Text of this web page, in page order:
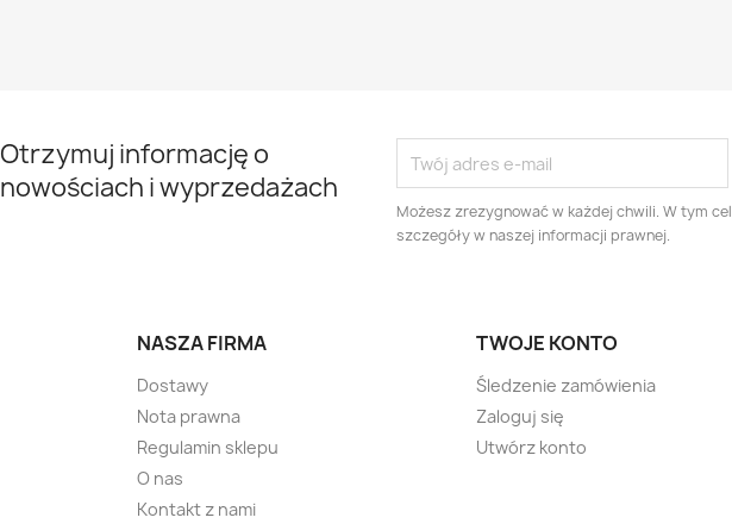
Otrzymuj informację o
nowościach i wyprzedażach
Możesz zrezygnować w każdej chwili. W tym
szczegóły w naszej informacji prawnej.
NASZA FIRMA
Dostawy
Nota prawna
Regulamin sklepu
O nas
Kontakt z nami
TWOJE KONTO
Śledzenie zamówienia
Zaloguj się
Utwórz konto